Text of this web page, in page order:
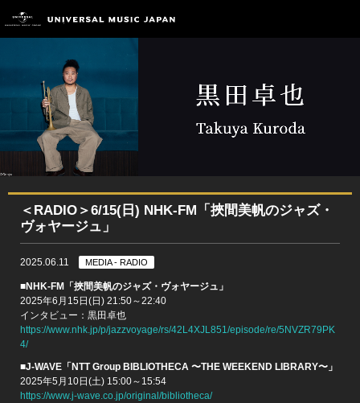
＜RADIO＞6/15(日) NHK-FM「挾間美帆のジャズ・
ヴォヤージュ」
2025.06.11 MEDIA - RADIO
■NHK-FM「挾間美帆のジャズ・ヴォヤージュ」
2025年6月15日(日) 21:50～22:40
インタビュー：黒田卓也
https://www.nhk.jp/p/jazzvoyage/rs/42L4XJL851/episode/re/5NVZR79PK
4/
■J-WAVE「NTT Group BIBLIOTHECA 〜THE WEEKEND LIBRARY〜」
2025年5月10日(土) 15:00～15:54
https://www.j-wave.co.jp/original/bibliotheca/